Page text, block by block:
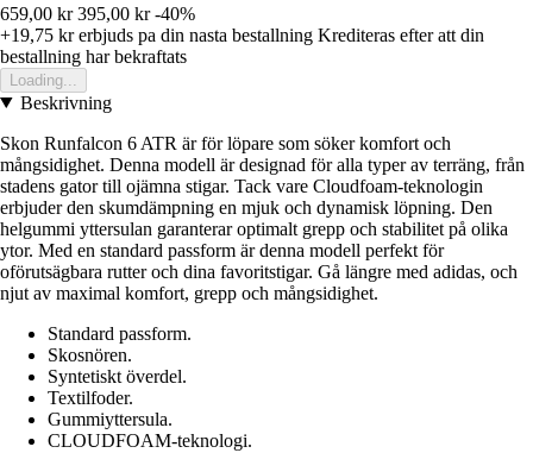
659,00 kr 395,00 kr -40%
+19,75 krerbjuds pa din nasta bestallning Krediteras efter att din
bestallning har bekraftats
Loading...
Beskrivning
Skon Runfalcon 6 ATR är för löpare som söker komfort och
mångsidighet. Denna modell är designad för alla typer av terräng, från
stadens gator till ojämna stigar. Tack vare Cloudfoam-teknologin
erbjuder den skumdämpning en mjuk och dynamisk löpning. Den
helgummi yttersulan garanterar optimalt grepp och stabilitet på olika
ytor. Med en standard passform är denna modell perfekt för
oförutsägbara rutter och dina favoritstigar. Gå längre med adidas, och
njut av maximal komfort, grepp och mångsidighet.
Standard passform.
Skosnören.
Syntetiskt överdel.
Textilfoder.
Gummiyttersula.
CLOUDFOAM-teknologi.